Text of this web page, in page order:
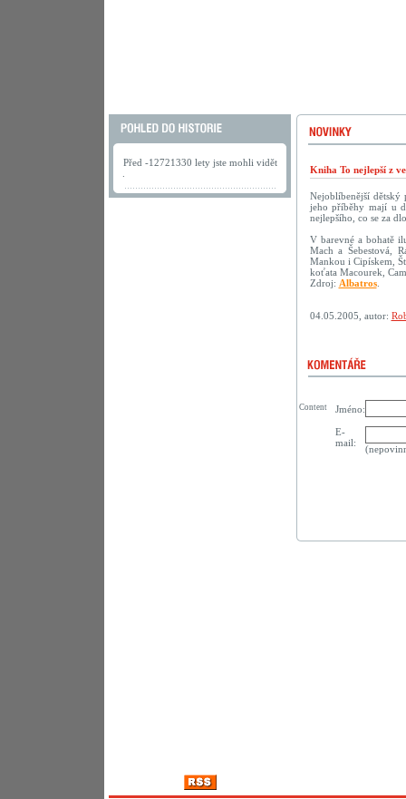
Před -12721330 lety jste mohli vidět
Kniha To nejlepší z
Nejoblíbenější dětský
jeho příběhy mají u
nejlepšího, co se za
V barevné a bohatě
Mach a Šebestová,
Mankou i Cipískem,
koťata Macourek,
Zdroj: Albatros.
04.05.2005, autor:
Jméno:
E-
mail:
Content